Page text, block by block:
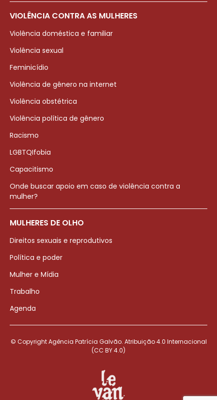
VIOLÊNCIA CONTRA AS MULHERES
Violência doméstica e familiar
Violência sexual
Feminicídio
Violência de gênero na internet
Violência obstétrica
Violência política de gênero
Racismo
LGBTQIfobia
Capacitismo
Onde buscar apoio em caso de violência contra a
mulher?
MULHERES DE OLHO
Direitos sexuais e reprodutivos
Política e poder
Mulher e Mídia
Trabalho
Agenda
© Copyright Agência Patrícia Galvão. Atribuição 4.0 Internacional
(CC BY 4.0)